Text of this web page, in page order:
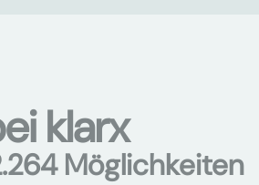
klarx
Möglichkeiten